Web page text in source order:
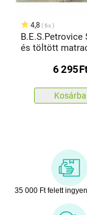
4,8 6x
B.E.S.Petrovice
és töltött
x 200 cm6 295
Kosárba
35 000 Ft felett